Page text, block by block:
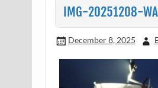
IMG-20251208-
December 8, 2025